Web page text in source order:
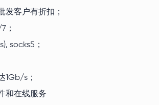
发客户有折扣；
；
socks5；
1Gb/s；
和在线服务